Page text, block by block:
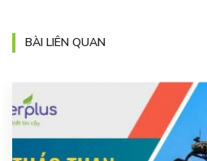
BÀI LIÊN QUAN